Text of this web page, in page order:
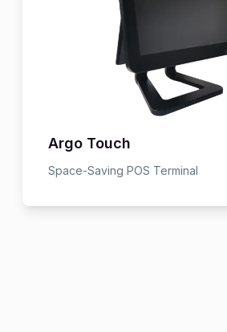
Argo Touch
Space-Saving POS Terminal